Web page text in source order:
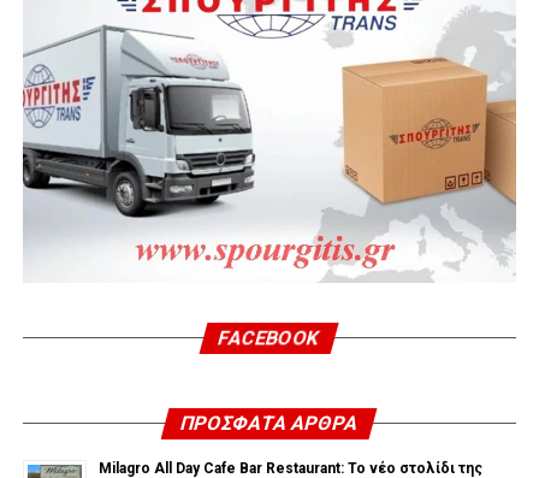
FACEBOOK
ΠΡΌΣΦΑΤΑ ΆΡΘΡΑ
Milagro All Day Cafe Bar Restaurant: Το νέο στολίδι της